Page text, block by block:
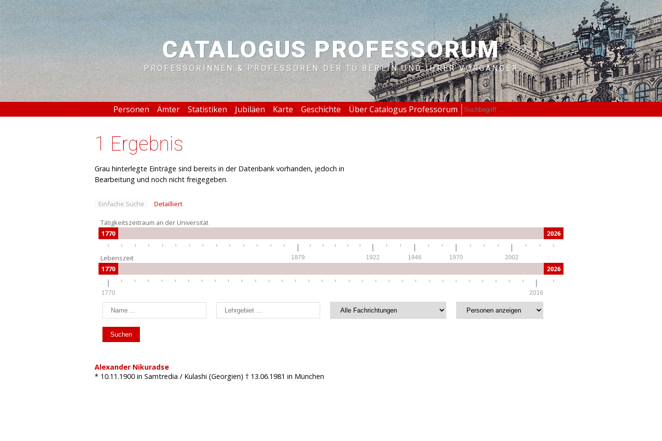
CATALOGUS PROFESSORUM
PROFESSORINNEN & PROFESSOREN DER TU BERLIN UND IHRER VORGÄNGER
Personen Ämter Statistiken Jubiläen Karte Geschichte Über Catalogus Professorum
1 Ergebnis
Grau hinterlegte Einträge sind bereits in der Datenbank vorhanden, jedoch in
Bearbeitung und noch nicht freigegeben.
Einfache Suche Detailliert
Tätigkeitszeitraum an der Universität
1770
2026
1879 1922 1946 1970 2002
Lebenszeit
1770
2026
1770 2016
Alexander Nikuradse
* 10.11.1900 in Samtredia / Kulashi (Georgien) † 13.06.1981 in München